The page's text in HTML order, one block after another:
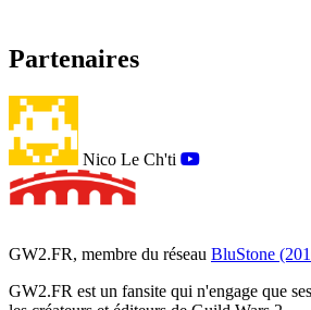
Partenaires
Nico Le Ch'ti
GW2.FR, membre du réseau BluStone
GW2.FR est un fansite qui n'engage que